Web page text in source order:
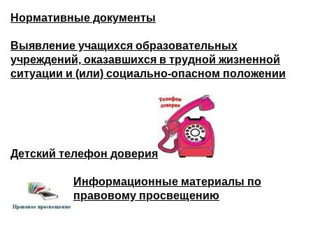
Нормативные документы
Выявление учащихся образовательных
учреждений, оказавшихся в трудной жизненной
ситуации и (или) социально-опасном положении
Детский телефон доверия
Информационные материалы по
правовому просвещению